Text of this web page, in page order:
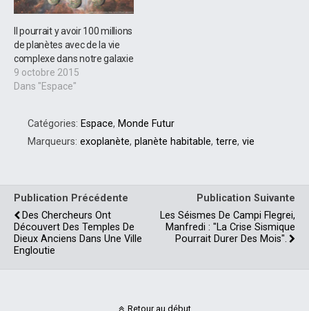
Il pourrait y avoir 100 millions
de planètes avec de la vie
complexe dans notre galaxie
9 octobre 2015
Dans "Espace"
Catégories: Espace, Monde Futur
Marqueurs: exoplanète, planète habitable, terre, vie
Publication Précédente
Des Chercheurs Ont
Découvert Des Temples De
Dieux Anciens Dans Une Ville
Engloutie
Publication Suivante
Les Séismes De Campi Flegrei,
Manfredi : "la Crise Sismique
Pourrait Durer Des Mois".
Retour au début